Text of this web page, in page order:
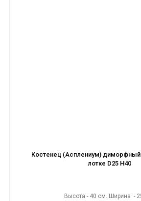
Костенец (Асплениум) диморфный
лотке D25 H40
Высота - 40 см. Ширина -